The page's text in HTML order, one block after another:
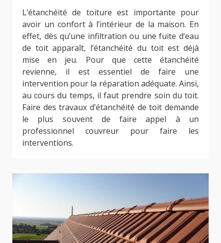
L’étanchéité de toiture est importante pour
avoir un confort à l’intérieur de la maison. En
effet, dès qu’une infiltration ou une fuite d’eau
de toit apparaît, l’étanchéité du toit est déjà
mise en jeu. Pour que cette étanchéité
revienne, il est essentiel de faire une
intervention pour la réparation adéquate. Ainsi,
au cours du temps, il faut prendre soin du toit.
Faire des travaux d’étanchéité de toit demande
le plus souvent de faire appel à un
professionnel couvreur pour faire les
interventions.